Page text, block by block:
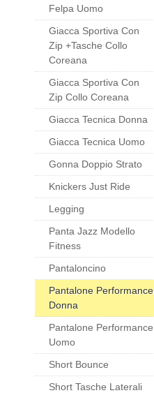
Felpa Uomo
Giacca Sportiva Con
Zip +tasche Collo
Coreana
Giacca Sportiva Con
Zip Collo Coreana
Giacca Tecnica Donna
Giacca Tecnica Uomo
Gonna Doppio Strato
Knickers Just Ride
Legging
Panta Jazz Modello
Fitness
Pantaloncino
Pantalone Performance
Donna
Pantalone Performance
Uomo
Short Bounce
Short Tasche Laterali